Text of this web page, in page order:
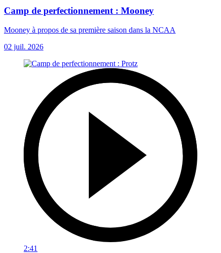
Camp de perfectionnement : Mooney
Mooney à propos de sa première saison dans la NCAA
02 juil. 2026
2:41